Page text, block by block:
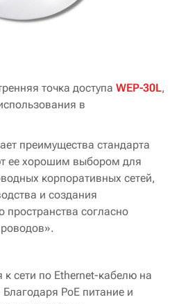
точка доступа WEP-30L,
в
преимущества стандарта
ее хорошим выбором для
корпоративных сетей,
и создания
пространства согласно
к сети по Ethernet-кабелю на
PoE питание и